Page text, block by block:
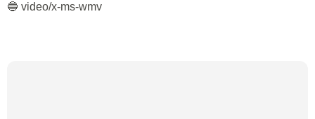
🔵 video/x-ms-wmv